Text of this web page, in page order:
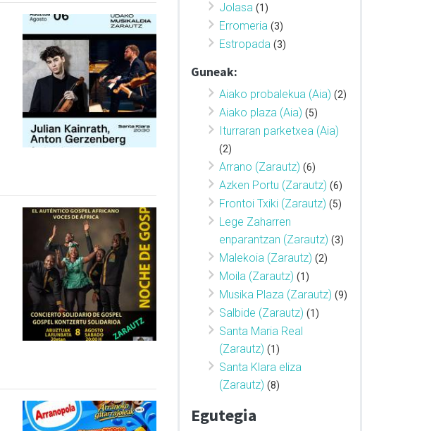
Jolasa (1)
Erromeria (3)
Estropada (3)
Guneak:
Aiako probalekua (Aia) (2)
Aiako plaza (Aia) (5)
Iturraran parketxea (Aia)
(2)
Arrano (Zarautz) (6)
Azken Portu (Zarautz) (6)
Frontoi Txiki (Zarautz) (5)
Lege Zaharren
enparantzan (Zarautz) (3)
Malekoia (Zarautz) (2)
Moila (Zarautz) (1)
Musika Plaza (Zarautz) (9)
Salbide (Zarautz) (1)
Santa Maria Real
(Zarautz) (1)
Santa Klara eliza
(Zarautz) (8)
Egutegia